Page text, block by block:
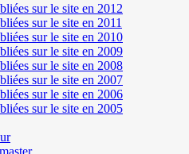
sur le site en 2012
sur le site en 2011
sur le site en 2010
sur le site en 2009
sur le site en 2008
sur le site en 2007
sur le site en 2006
sur le site en 2005